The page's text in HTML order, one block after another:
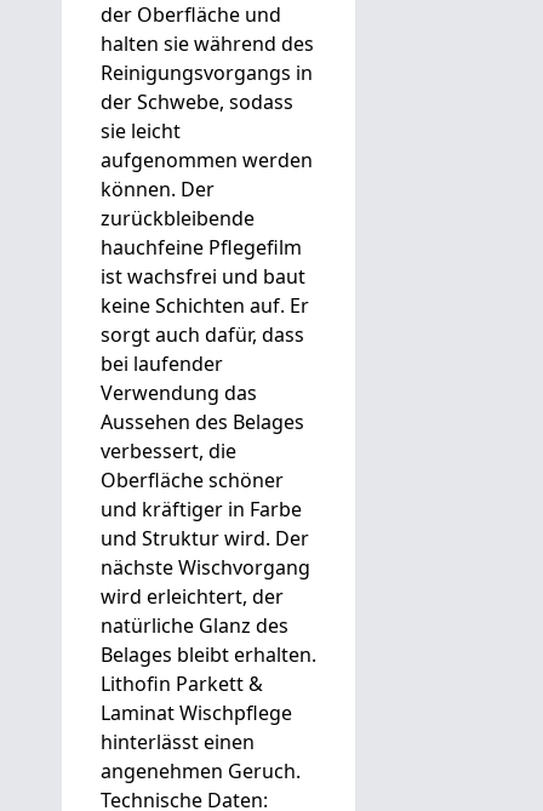
der Oberfläche und
halten sie während des
Reinigungsvorgangs in
der Schwebe, sodass
sie leicht
aufgenommen werden
können. Der
zurückbleibende
hauchfeine Pflegefilm
ist wachsfrei und baut
keine Schichten auf. Er
sorgt auch dafür, dass
bei laufender
Verwendung das
Aussehen des Belages
verbessert, die
Oberfläche schöner
und kräftiger in Farbe
und Struktur wird. Der
nächste Wischvorgang
wird erleichtert, der
natürliche Glanz des
Belages bleibt erhalten.
Lithofin Parkett &
Laminat Wischpflege
hinterlässt einen
angenehmen Geruch.
Technische Daten: